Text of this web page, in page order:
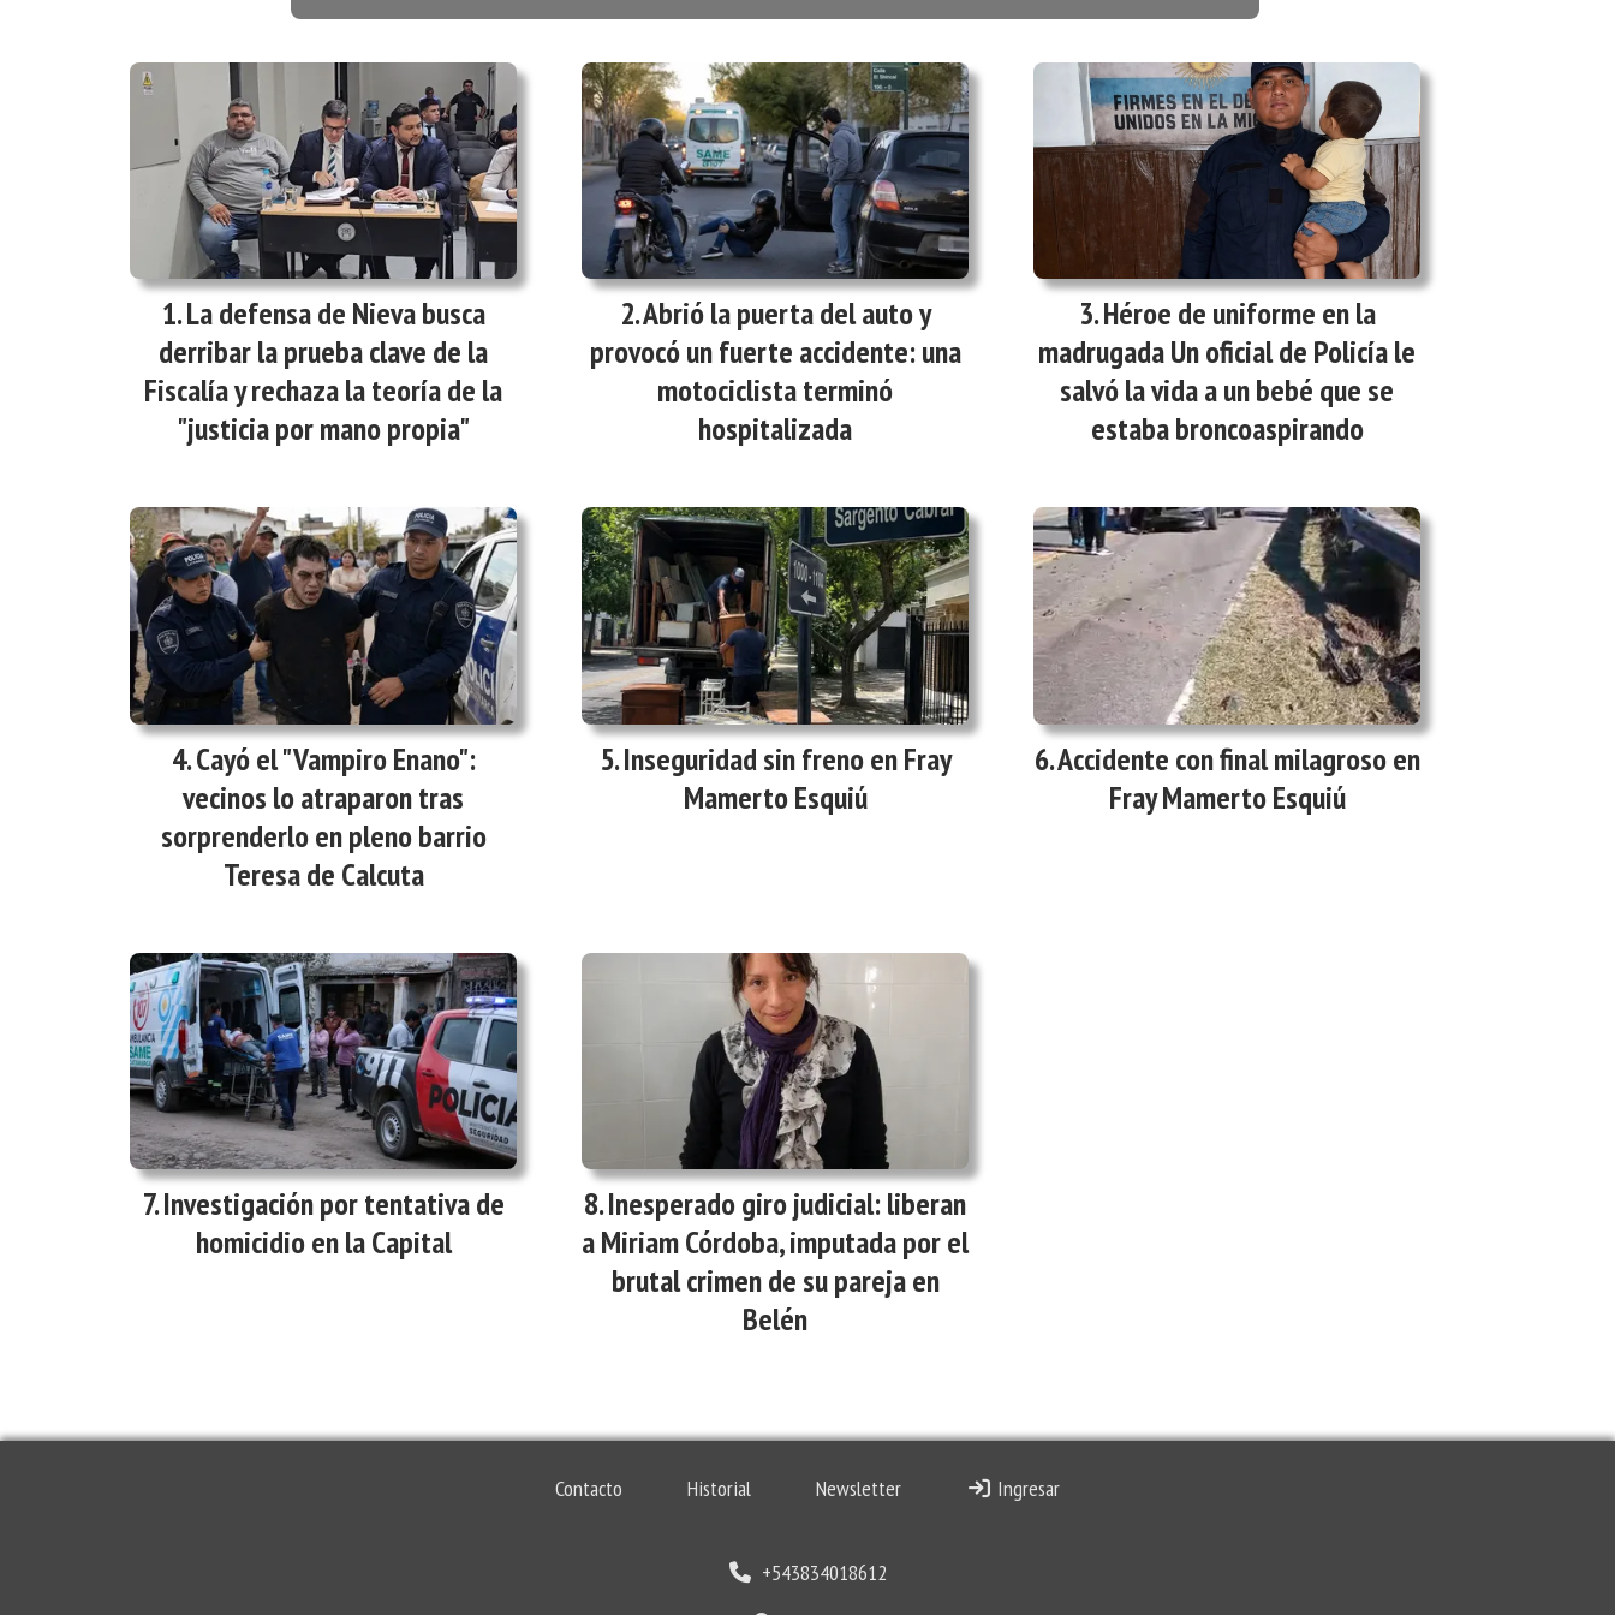
La defensa de Nieva busca
derribar la prueba clave de la
Fiscalía y rechaza la teoría de la
"justicia por mano propia"
Abrió la puerta del auto y
provocó un fuerte accidente: una
motociclista terminó
hospitalizada
Héroe de uniforme en la
madrugada Un oficial de Policía le
salvó la vida a un bebé que se
estaba broncoaspirando
Cayó el "Vampiro Enano":
vecinos lo atraparon tras
sorprenderlo en pleno barrio
Teresa de Calcuta
Inseguridad sin freno en Fray
Mamerto Esquiú
Accidente con final milagroso en
Fray Mamerto Esquiú
Investigación por tentativa de
homicidio en la Capital
Inesperado giro judicial: liberan
a Miriam Córdoba, imputada por el
brutal crimen de su pareja en
Belén
Contacto Historial Newsletter Ingresar
+543834018612